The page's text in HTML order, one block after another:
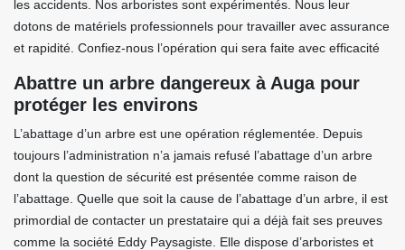
les accidents. Nos arboristes sont expérimentés. Nous leur
dotons de matériels professionnels pour travailler avec assurance
et rapidité. Confiez-nous l’opération qui sera faite avec efficacité
Abattre un arbre dangereux à Auga pour
protéger les environs
L’abattage d’un arbre est une opération réglementée. Depuis
toujours l’administration n’a jamais refusé l’abattage d’un arbre
dont la question de sécurité est présentée comme raison de
l’abattage. Quelle que soit la cause de l’abattage d’un arbre, il est
primordial de contacter un prestataire qui a déjà fait ses preuves
comme la société Eddy Paysagiste. Elle dispose d’arboristes et